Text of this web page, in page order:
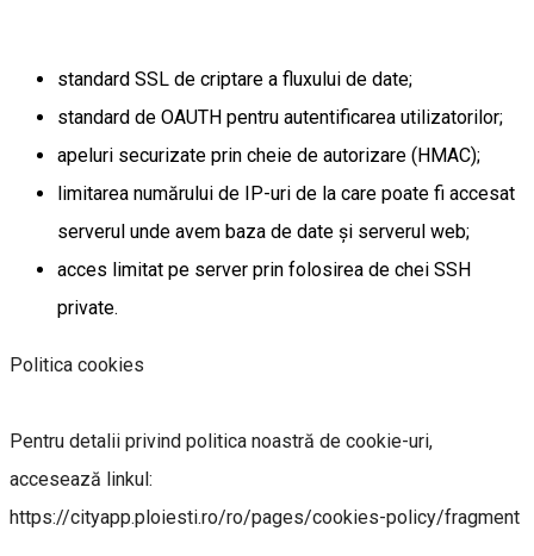
standard SSL de criptare a fluxului de date;
standard de OAUTH pentru autentificarea utilizatorilor;
apeluri securizate prin cheie de autorizare (HMAC);
limitarea numărului de IP-uri de la care poate fi accesat
serverul unde avem baza de date și serverul web;
acces limitat pe server prin folosirea de chei SSH
private.
Politica cookies
Pentru detalii privind politica noastră de cookie-uri,
accesează linkul:
https://cityapp.ploiesti.ro/ro/pages/cookies-policy/fragment